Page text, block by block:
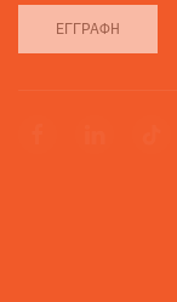
ΕΓΓΡΑΦΉ